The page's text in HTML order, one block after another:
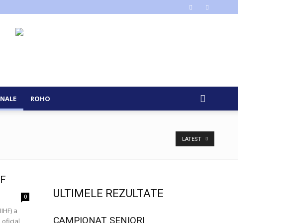
ROHO
LATEST
0
a
oficial
ULTIMELE REZULTATE
CAMPIONAT SENIORI